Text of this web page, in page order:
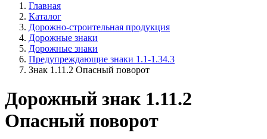
Главная
Каталог
Дорожно-строительная продукция
Дорожные знаки
Дорожные знаки
Предупреждающие знаки 1.1-1.34.3
Знак 1.11.2 Опасный поворот
Дорожный знак 1.11.2
Опасный поворот